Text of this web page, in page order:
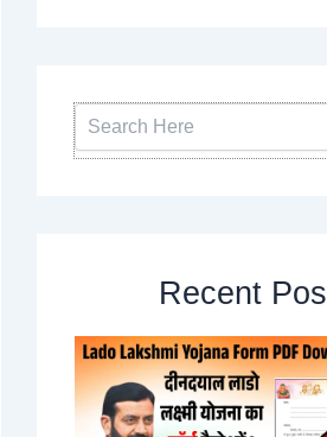
Search
Recent